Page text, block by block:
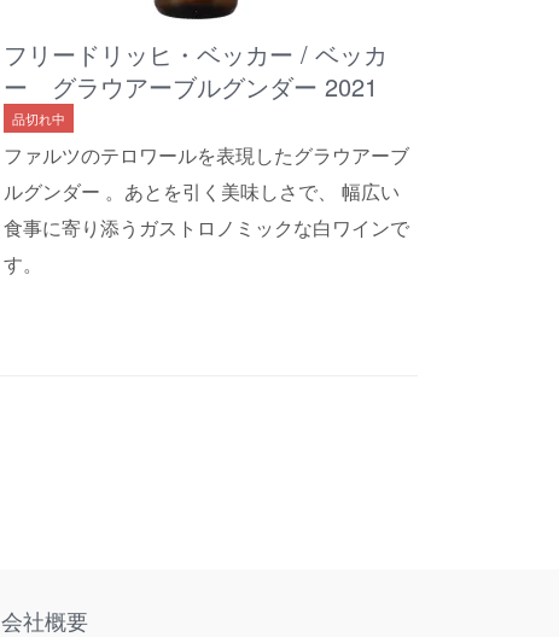
フリードリッヒ・ベッカー / ベッカ
ー グラウアーブルグンダー 2021
品切れ中
ファルツのテロワールを表現したグラウアーブ
ルグンダー 。あとを引く美味しさで、 幅広い
食事に寄り添うガストロノミックな白ワインで
す。
会社概要